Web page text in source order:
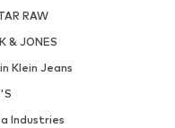
RAW
& JONES
Klein Jeans
Industries